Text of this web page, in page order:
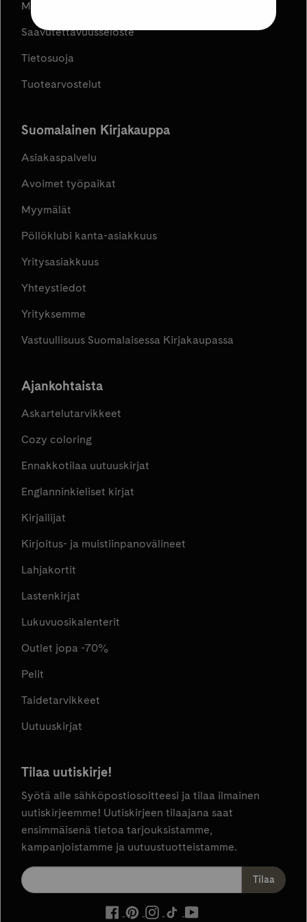
Muuta evästeasetuksia
Saavutettavuusseloste
Tietosuoja
Tuotearvostelut
Suomalainen Kirjakauppa
Asiakaspalvelu
Avoimet työpaikat
Myymälät
Pöllöklubi kanta-asiakkuus
Yritysasiakkuus
Yhteystiedot
Yrityksemme
Vastuullisuus Suomalaisessa Kirjakaupassa
Ajankohtaista
Askartelutarvikkeet
Cozy coloring
Ennakkotilaa uutuuskirjat
Englanninkieliset kirjat
Kirjailijat
Kirjoitus- ja muistiinpanovälineet
Lahjakortit
Lastenkirjat
Lukuvuosikalenterit
Outlet jopa -70%
Pelit
Taidetarvikkeet
Uutuuskirjat
Tilaa uutiskirje!
Syötä alle sähköpostiosoitteesi ja tilaa ilmainen
uutiskirjeemme! Uutiskirjeen tilaajana saat
ensimmäisenä tietoa tarjouksistamme,
kampanjoistamme ja uutuustuotteistamme.
ulkoinenulkoinen
ulkoinenulkoinen